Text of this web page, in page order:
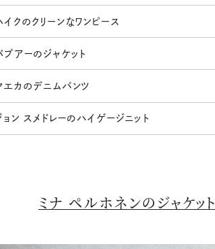
イクのクリーンなワンピース
ブアーのジャケット
エカのデニムパンツ
ョン スメドレーのハイゲージニット
ミナ ペルホネンのジャケット